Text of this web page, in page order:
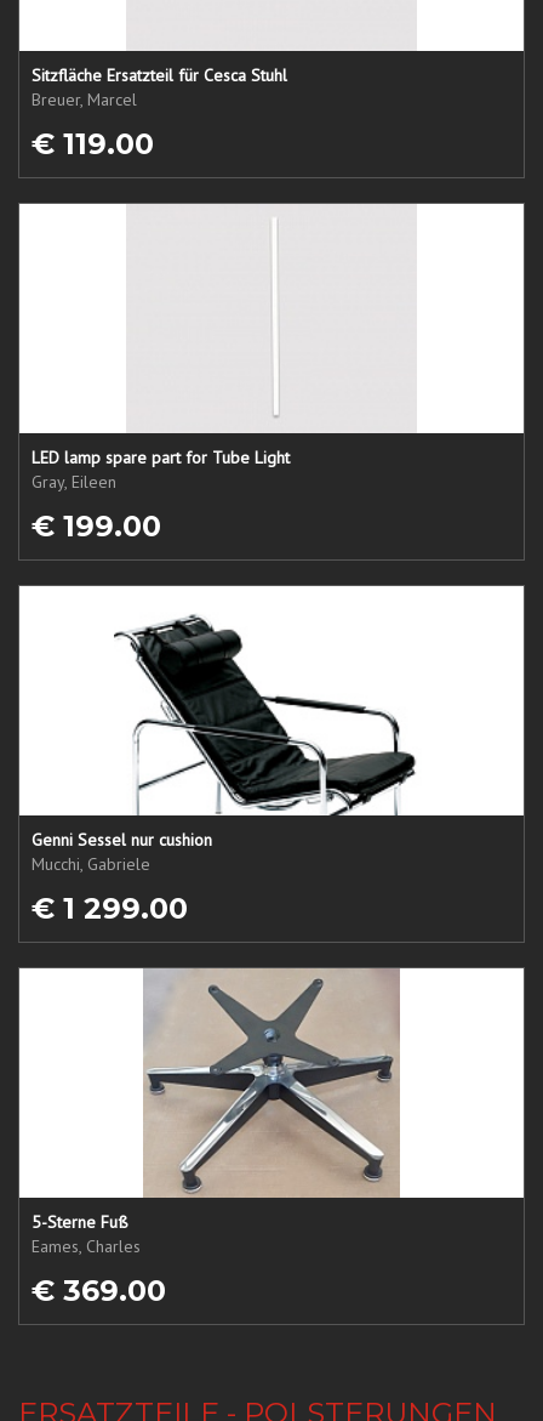
Sitzfläche Ersatzteil für Cesca Stuhl
Breuer, Marcel
€ 119.00
LED lamp spare part for Tube Light
Gray, Eileen
€ 199.00
Genni Sessel nur cushion
Mucchi, Gabriele
€ 1 299.00
5-Sterne Fuß
Eames, Charles
€ 369.00
ERSATZTEILE - POLSTERUNGEN